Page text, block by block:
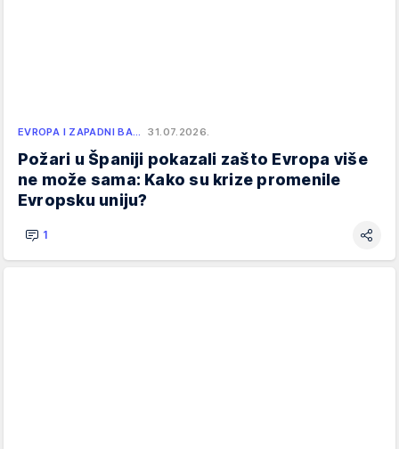
EVROPA I ZAPADNI BA… 31.07.2026.
Požari u Španiji pokazali zašto Evropa više
ne može sama: Kako su krize promenile
Evropsku uniju?
1